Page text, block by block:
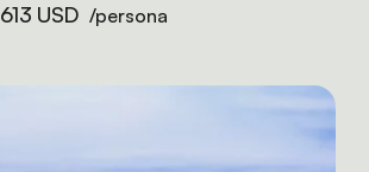
613 USD /persona